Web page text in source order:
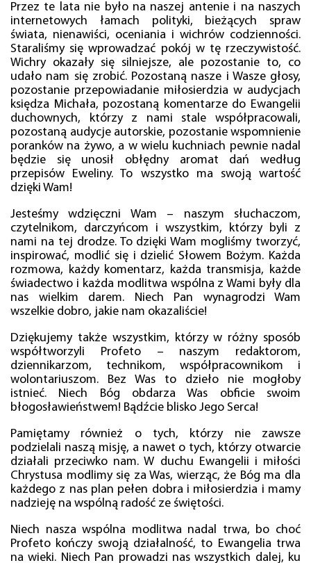
Przez te lata nie było na naszej antenie i na naszych
internetowych łamach polityki, bieżących spraw
świata, nienawiści, oceniania i wichrów codzienności.
Staraliśmy się wprowadzać pokój w tę rzeczywistość.
Wichry okazały się silniejsze, ale pozostanie to, co
udało nam się zrobić. Pozostaną nasze i Wasze głosy,
pozostanie przepowiadanie miłosierdzia w audycjach
księdza Michała, pozostaną komentarze do Ewangelii
duchownych, którzy z nami stale współpracowali,
pozostaną audycje autorskie, pozostanie wspomnienie
poranków na żywo, a w wielu kuchniach pewnie nadal
będzie się unosił obłędny aromat dań według
przepisów Eweliny. To wszystko ma swoją wartość
dzięki Wam!
Jesteśmy wdzięczni Wam – naszym słuchaczom,
czytelnikom, darczyńcom i wszystkim, którzy byli z
nami na tej drodze. To dzięki Wam mogliśmy tworzyć,
inspirować, modlić się i dzielić Słowem Bożym. Każda
rozmowa, każdy komentarz, każda transmisja, każde
świadectwo i każda modlitwa wspólna z Wami były dla
nas wielkim darem. Niech Pan wynagrodzi Wam
wszelkie dobro, jakie nam okazaliście!
Dziękujemy także wszystkim, którzy w różny sposób
współtworzyli Profeto – naszym redaktorom,
dziennikarzom, technikom, współpracownikom i
wolontariuszom. Bez Was to dzieło nie mogłoby
istnieć. Niech Bóg obdarza Was obficie swoim
błogosławieństwem! Bądźcie blisko Jego Serca!
Pamiętamy również o tych, którzy nie zawsze
podzielali naszą misję, a nawet o tych, którzy otwarcie
działali przeciwko nam. W duchu Ewangelii i miłości
Chrystusa modlimy się za Was, wierząc, że Bóg ma dla
każdego z nas plan pełen dobra i miłosierdzia i mamy
nadzieję na wspólną radość ze świętości.
Niech nasza wspólna modlitwa nadal trwa, bo choć
Profeto kończy swoją działalność, to Ewangelia trwa
na wieki. Niech Pan prowadzi nas wszystkich dalej, ku